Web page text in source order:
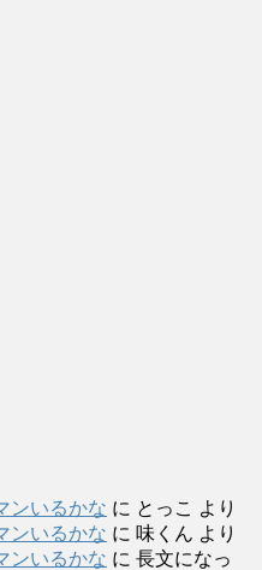
ンいるかな に とっこ より
ンいるかな に 味くん より
ンいるかな に 長文になっ